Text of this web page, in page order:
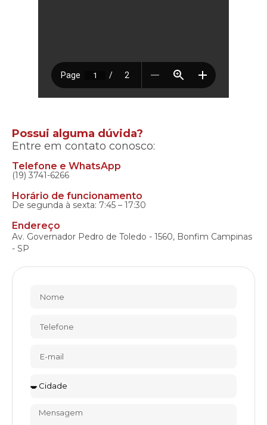
Possui alguma dúvida?
Entre em contato conosco:
Telefone e WhatsApp
(19) 3741-6266
Horário de funcionamento
De segunda à sexta: 7:45 – 17:30
Endereço
Av. Governador Pedro de Toledo - 1560, Bonfim Campinas
- SP